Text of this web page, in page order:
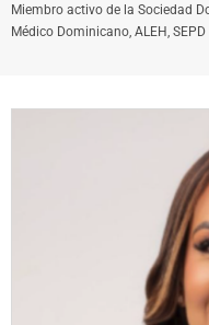
Miembro activo de la Sociedad
Médico Dominicano, ALEH, SEPD